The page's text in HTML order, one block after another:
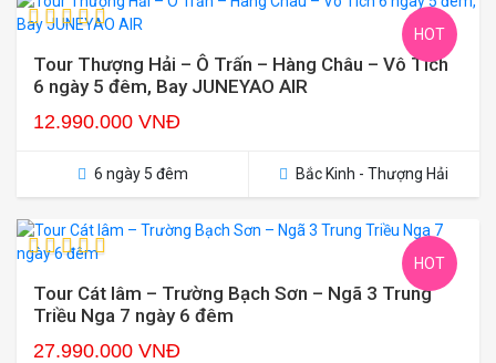
HOT
Tour Thượng Hải – Ô Trấn – Hàng Châu – Vô Tích
6 ngày 5 đêm, Bay JUNEYAO AIR
12.990.000 VNĐ
6 ngày 5 đêm Bắc Kinh - Thượng Hải
HOT
Tour Cát lâm – Trường Bạch Sơn – Ngã 3 Trung
Triều Nga 7 ngày 6 đêm
27.990.000 VNĐ